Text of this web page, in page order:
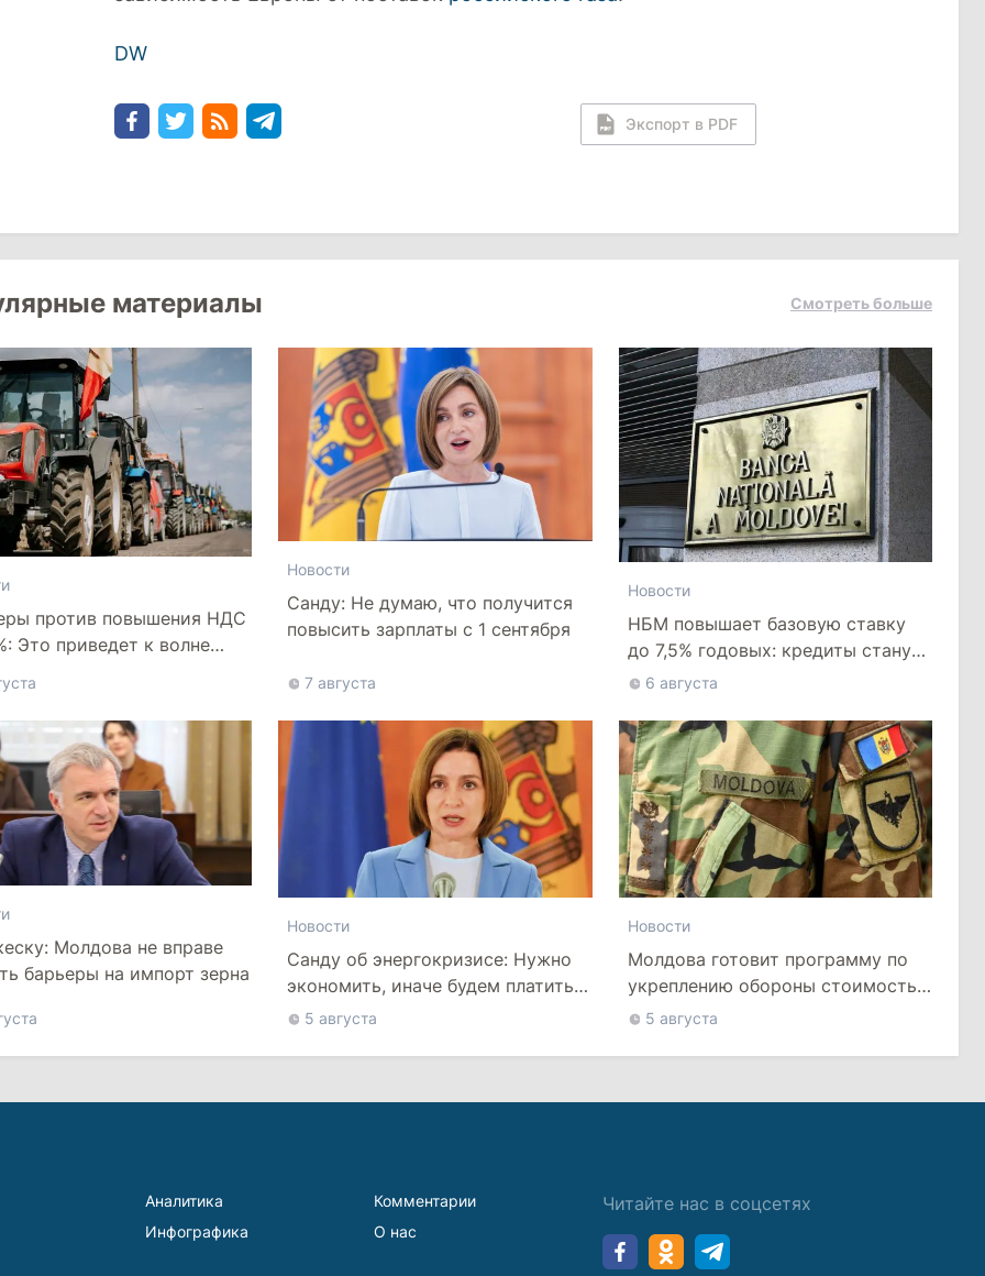
DW
Экспорт в PDF
материалы Смотреть больше
против повышения НДС
Это приведет к волне
Новости
Санду: Не думаю, что получится
повысить зарплаты с 1 сентября
7 августа
Новости
НБМ повышает базовую ставку
до 7,5% годовых: кредиты станут
дороже
6 августа
Молдова не вправе
барьеры на импорт зерна
Новости
Санду об энергокризисе: Нужно
экономить, иначе будем платить
более высокие тарифы
5 августа
Новости
Молдова готовит программу по
укреплению обороны стоимостью
более 10 млрд леев на ближайшие
5 августа
Аналитика
Комментарии
Инфографика О нас
Читайте нас в соцсетях